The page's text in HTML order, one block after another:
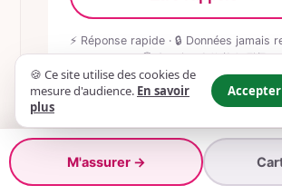
⚡ Réponse rapide · 🔒 Données jamais
🕒 Service 24h/24, 7j/7
M'assurer →
🍪 Ce site utilise des cookies de
mesure d'audience. En savoir
plus
Accepter